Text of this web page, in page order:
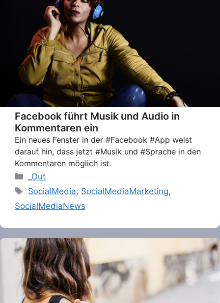
Facebook führt Musik und Audio in
Kommentaren ein
Ein neues Fenster in der #Facebook #App weist
darauf hin, dass jetzt #Musik und #Sprache in den
Kommentaren möglich ist.
Categories
_Out
Tags
SocialMedia, SocialMediaMarketing,
SocialMediaNews